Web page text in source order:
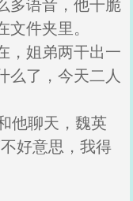
多语音，他干脆
件夹里。
，姐弟两干出一
么了，今天二人
他聊天，魏英
好意思，我得